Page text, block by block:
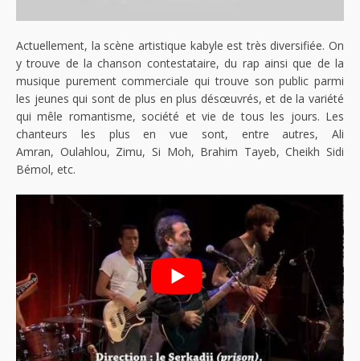
Actuellement, la scène artistique kabyle est très diversifiée. On
y trouve de la chanson contestataire, du rap ainsi que de la
musique purement commerciale qui trouve son public parmi
les jeunes qui sont de plus en plus désœuvrés, et de la variété
qui mêle romantisme, société et vie de tous les jours. Les
chanteurs les plus en vue sont, entre autres, Ali
Amran, Oulahlou, Zimu, Si Moh, Brahim Tayeb, Cheikh Sidi
Bémol, etc.